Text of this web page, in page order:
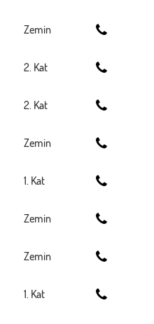
Zemin
2. Kat
2. Kat
Zemin
1. Kat
Zemin
Zemin
1. Kat